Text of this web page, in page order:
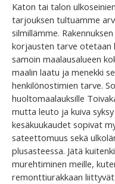
Katon tai talon
tarjouksen tultuamme
silmillämme.
korjausten tarve otetaan
samoin maalausalueen
maalin laatu ja menekki
henkilönostimien tarve.
huoltomaalauksille
mutta leuto ja kuiva
kesäkuukaudet sopivat
sateettomuus sekä
plusasteessa. Jätä
murehtiminen meille,
remonttiurakkaan